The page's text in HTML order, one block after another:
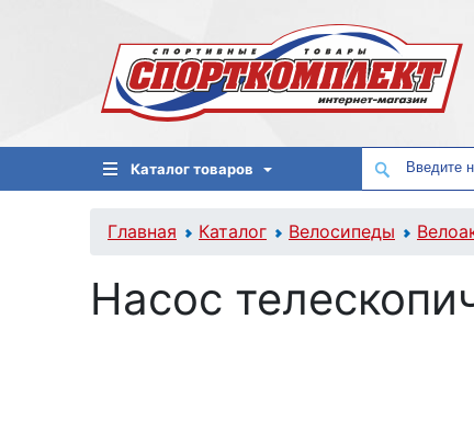
Каталог товаров
Главная Каталог Велосипеды
Насос